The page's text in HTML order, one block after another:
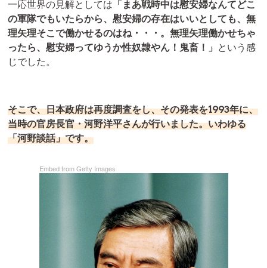
一応世界の見解としては 「まあ戦時中は慰安婦なんてどこ
の軍隊でもいたらから、慰安婦の存在はいいとしても、無
理矢理そこで働かせるのはね・・・。無理矢理働かせちゃ
ったら、慰安婦ってゆうか性奴隷やん！鬼畜！」 という感
じでした。
そこで、日本政府は再度調査をし、その発表を1993年に、
当時の官房長官・河野洋平さんが行いました。いわゆる
「河野談話」です。
Embed from Getty Images